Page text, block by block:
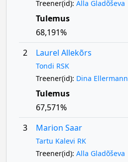
Treener(id): Alla Gladõševa
Tulemus
68,191%
2
Laurel Allekõrs
Tondi RSK
Treener(id): Dina Ellermann
Tulemus
67,571%
3
Marion Saar
Tartu Kalevi RK
Treener(id): Alla Gladõševa